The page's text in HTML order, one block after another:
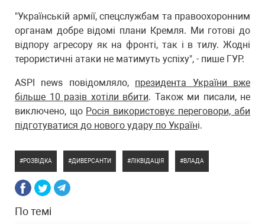
"Українській армії, спецслужбам та правоохоронним
органам добре відомі плани Кремля. Ми готові до
відпору агресору як на фронті, так і в тилу. Жодні
терористичні атаки не матимуть успіху", - пише ГУР.
ASPI news повідомляло, президента України вже
більше 10 разів хотіли вбити. Також ми писали, не
виключено, що Росія використовує переговори, аби
підготуватися до нового удару по Україні.
РОЗВІДКА ДИВЕРСАНТИ ЛІКВІДАЦІЯ ВЛАДА
По темі